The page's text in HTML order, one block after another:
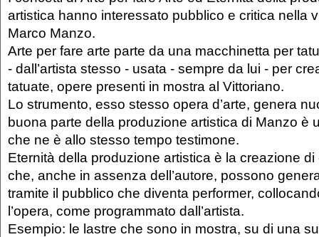
artistica hanno interessato pubblico e critica nella
Marco Manzo.
Arte per fare arte parte da una macchinetta per
- dall’artista stesso - usata - sempre da lui - per
tatuate, opere presenti in mostra al Vittoriano.
Lo strumento, esso stesso opera d’arte, genera
buona parte della produzione artistica di Manzo è
che ne è allo stesso tempo testimone.
Eternità della produzione artistica è la creazione
che, anche in assenza dell’autore, possono
tramite il pubblico che diventa performer,
l’opera, come programmato dall’artista.
Esempio: le lastre che sono in mostra, su di una